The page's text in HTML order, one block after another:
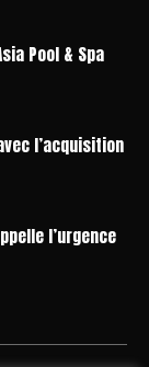
Pool & Spa
l’acquisition
l’urgence